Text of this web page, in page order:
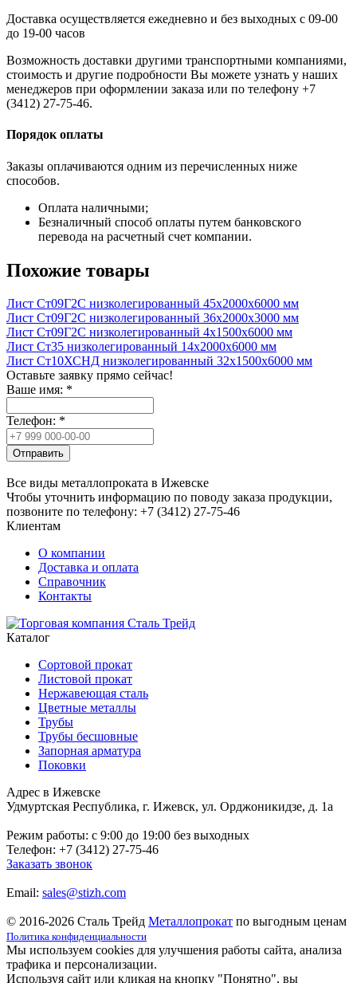
Доставка осуществляется ежедневно и без выходных с 09-00
до 19-00 часов
Возможность доставки другими транспортными компаниями,
стоимость и другие подробности Вы можете узнать у наших
менеджеров при оформлении заказа или по телефону +7
(3412) 27-75-46.
Порядок оплаты
Заказы оплачиваются одним из перечисленных ниже
способов.
Оплата наличными;
Безналичный способ оплаты путем банковского
перевода на расчетный счет компании.
Похожие товары
Лист Ст09Г2С низколегированный 45x2000x6000 мм
Лист Ст09Г2С низколегированный 36x2000x3000 мм
Лист Ст09Г2С низколегированный 4x1500x6000 мм
Лист Ст35 низколегированный 14x2000x6000 мм
Лист Ст10ХСНД низколегированный 32x1500x6000 мм
Оставьте заявку прямо сейчас!
Ваше имя: *
Телефон: *
Отправить
Все виды металлопроката в Ижевске
Чтобы уточнить информацию по поводу заказа продукции,
позвоните по телефону: +7 (3412) 27-75-46
Клиентам
О компании
Доставка и оплата
Справочник
Контакты
Каталог
Сортовой прокат
Листовой прокат
Нержавеющая сталь
Цветные металлы
Трубы
Трубы бесшовные
Запорная арматура
Поковки
Адрес в Ижевске
Удмуртская Республика, г. Ижевск, ул. Орджоникидзе, д. 1а
Режим работы: c 9:00 до 19:00 без выходных
Телефон: +7 (3412) 27-75-46
Заказать звонок
Email: sales@stizh.com
© 2016-2026 Сталь Трейд Металлопрокат по выгодным ценам
Политика конфиденциальности
Мы используем cookies для улучшения работы сайта, анализа
трафика и персонализации.
Используя сайт или кликая на кнопку "Понятно", вы